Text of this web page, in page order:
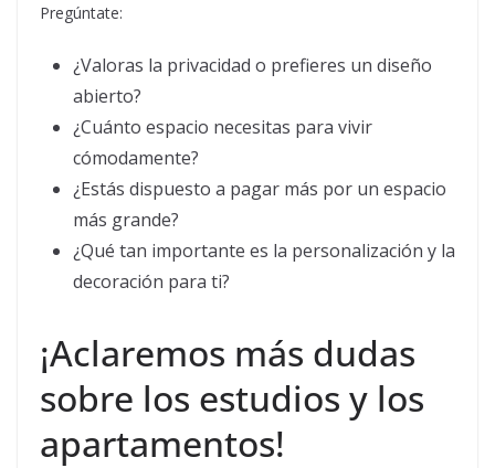
Pregúntate:
¿Valoras la privacidad o prefieres un diseño
abierto?
¿Cuánto espacio necesitas para vivir
cómodamente?
¿Estás dispuesto a pagar más por un espacio
más grande?
¿Qué tan importante es la personalización y la
decoración para ti?
¡Aclaremos más dudas
sobre los estudios y los
apartamentos!